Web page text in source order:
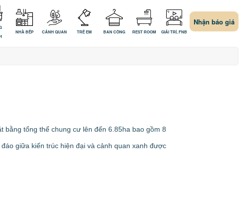
NHÀ BẾP CẢNH QUAN TRẺ EM BAN CÔNG REST ROOM GIẢI TRÍ, FNB
Nhận báo giá
tổng thể chung cư lên đến 6.85ha bao gồm 8
giữa kiến trúc hiện đại và cảnh quan xanh được